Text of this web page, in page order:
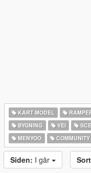
KART MODEL
BYGNING
VEI
MENYOO
Siden: I går